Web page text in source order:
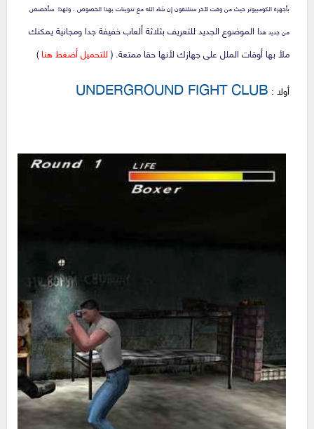
بأجهزة الكومبيوتر حيث من وقت لآخر ستلتقون إن شاء الله مع تدوينات بهذا الخصوص ، ولهذا سأخصص
من جديد هذا الموضوع الجديد للتعريف بثلاثة ألعاب خفيفة جدا ومجانية يمكنك
ملأ بها أوقات الملل على جهازك لأنها حقا ممتعة. (للتحميل أضغط هنا)
أولا : UNDERGROUND FIGHT CLUB